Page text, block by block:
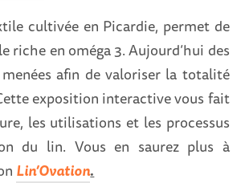
cultivée en Picardie, permet de
riche en oméga 3. Aujourd’hui des
afin de valoriser la totalité
exposition interactive vous fait
les utilisations et les processus
du lin. Vous en saurez plus à
Lin’Ovation.